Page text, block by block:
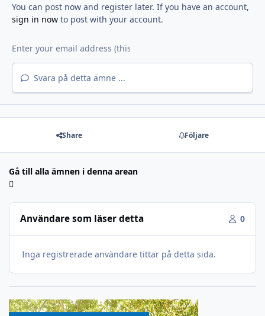
You can post now and register later. If you have an account,
sign in nowto post with your account.
Svara på detta ämne ...
Share Följare
Gå till alla ämnen i denna arean
Användare som läser detta 0
Inga registrerade användare tittar på detta sida.